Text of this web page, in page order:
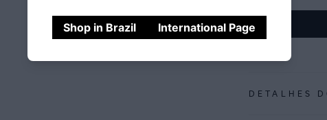
Shop in Brazil International Page
DETALHES